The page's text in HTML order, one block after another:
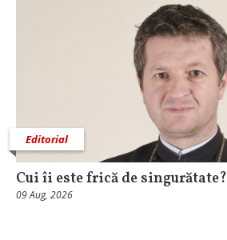
Editorial
Cui îi este frică de singurătate?
09 Aug, 2026